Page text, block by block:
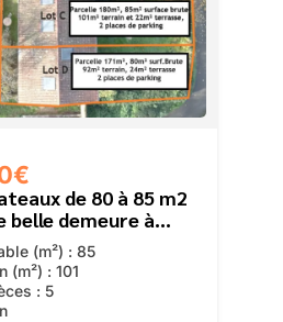
de 80 à 85 m2
belle demeure à
(m²) : 85
(m²) : 101
: 5